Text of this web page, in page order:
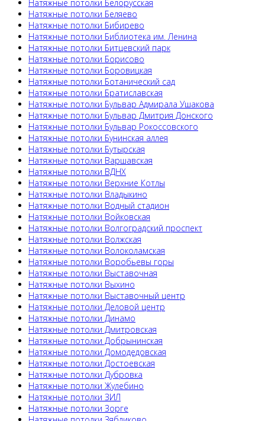
Натяжные потолки Белорусская
Натяжные потолки Беляево
Натяжные потолки Бибирево
Натяжные потолки Библиотека им. Ленина
Натяжные потолки Битцевский парк
Натяжные потолки Борисово
Натяжные потолки Боровицкая
Натяжные потолки Ботанический сад
Натяжные потолки Братиславская
Натяжные потолки Бульвар Адмирала Ушакова
Натяжные потолки Бульвар Дмитрия Донского
Натяжные потолки Бульвар Рокоссовского
Натяжные потолки Бунинская аллея
Натяжные потолки Бутырская
Натяжные потолки Варшавская
Натяжные потолки ВДНХ
Натяжные потолки Верхние Котлы
Натяжные потолки Владыкино
Натяжные потолки Водный стадион
Натяжные потолки Войковская
Натяжные потолки Волгоградский проспект
Натяжные потолки Волжская
Натяжные потолки Волоколамская
Натяжные потолки Воробьевы горы
Натяжные потолки Выставочная
Натяжные потолки Выхино
Натяжные потолки Выставочный центр
Натяжные потолки Деловой центр
Натяжные потолки Динамо
Натяжные потолки Дмитровская
Натяжные потолки Добрынинская
Натяжные потолки Домодедовская
Натяжные потолки Достоевская
Натяжные потолки Дубровка
Натяжные потолки Жулебино
Натяжные потолки ЗИЛ
Натяжные потолки Зорге